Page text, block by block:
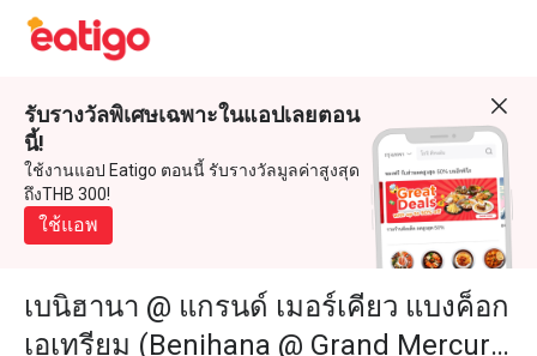
รับรางวัลพิเศษเฉพาะในแอปเลยตอน
นี้!
ใช้งานแอป Eatigo ตอนนี้ รับรางวัลมูลค่าสูงสุด
ถึงTHB 300!
ใช้แอพ
เบนิฮานา @ แกรนด์ เมอร์เคียว แบงค็อก
เอเทรียม (Benihana @ Grand Mercure